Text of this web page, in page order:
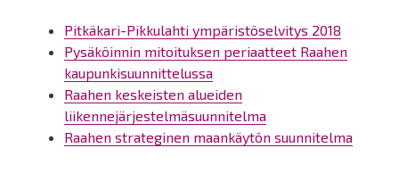
Pitkäkari-Pikkulahti ympäristöselvitys 2018
Pysäköinnin mitoituksen periaatteet Raahen
kaupunkisuunnittelussa
Raahen keskeisten alueiden
liikennejärjestelmäsuunnitelma
Raahen strateginen maankäytön suunnitelma